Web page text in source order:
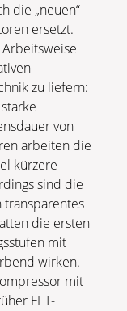
die „neuen“
ersetzt.
zu liefern:
von
arbeiten die
kürzere
sind die
transparentes
die ersten
mit
wirken.
mit
FET-